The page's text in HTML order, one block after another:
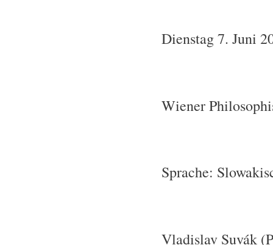
Dienstag 7. Juni
Wiener
Sprache:
Vladislav Suvák